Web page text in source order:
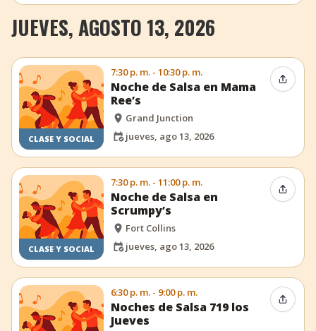
JUEVES, AGOSTO 13, 2026
CLASE Y SOCIAL
7:30 p. m. - 10:30 p. m.
Noche de Salsa en Mama
Ree’s
Grand Junction
jueves, ago 13, 2026
CLASE Y SOCIAL
7:30 p. m. - 11:00 p. m.
Noche de Salsa en
Scrumpy’s
Fort Collins
jueves, ago 13, 2026
6:30 p. m. - 9:00 p. m.
Noches de Salsa 719 los
Jueves